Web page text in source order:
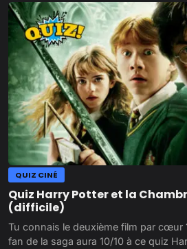
QUIZ CINÉ
Quiz Harry Potter et la
(difficile)
Tu connais le deuxième film par cœur
fan de la saga aura 10/10 à ce quiz